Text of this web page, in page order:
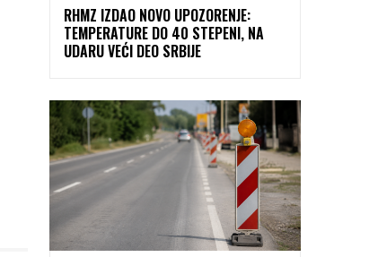
RHMZ IZDAO NOVO UPOZORENJE:
TEMPERATURE DO 40 STEPENI, NA
UDARU VEĆI DEO SRBIJE